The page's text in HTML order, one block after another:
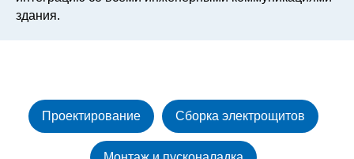
здания.
Проектирование Сборка электрощитов